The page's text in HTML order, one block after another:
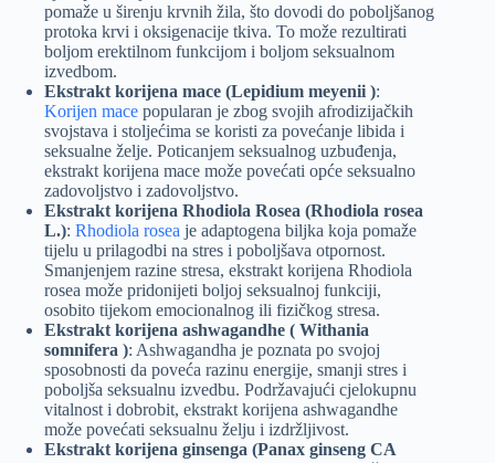
pomaže u širenju krvnih žila, što dovodi do poboljšanog
protoka krvi i oksigenacije tkiva. To može rezultirati
boljom erektilnom funkcijom i boljom seksualnom
izvedbom.
Ekstrakt korijena mace (Lepidium meyenii ):
Korijen mace popularan je zbog svojih afrodizijačkih
svojstava i stoljećima se koristi za povećanje libida i
seksualne želje. Poticanjem seksualnog uzbuđenja,
ekstrakt korijena mace može povećati opće seksualno
zadovoljstvo i zadovoljstvo.
Ekstrakt korijena Rhodiola Rosea (Rhodiola rosea
L.): Rhodiola rosea je adaptogena biljka koja pomaže
tijelu u prilagodbi na stres i poboljšava otpornost.
Smanjenjem razine stresa, ekstrakt korijena Rhodiola
rosea može pridonijeti boljoj seksualnoj funkciji,
osobito tijekom emocionalnog ili fizičkog stresa.
Ekstrakt korijena ashwagandhe ( Withania
somnifera ): Ashwagandha je poznata po svojoj
sposobnosti da poveća razinu energije, smanji stres i
poboljša seksualnu izvedbu. Podržavajući cjelokupnu
vitalnost i dobrobit, ekstrakt korijena ashwagandhe
može povećati seksualnu želju i izdržljivost.
Ekstrakt korijena ginsenga (Panax ginseng CA